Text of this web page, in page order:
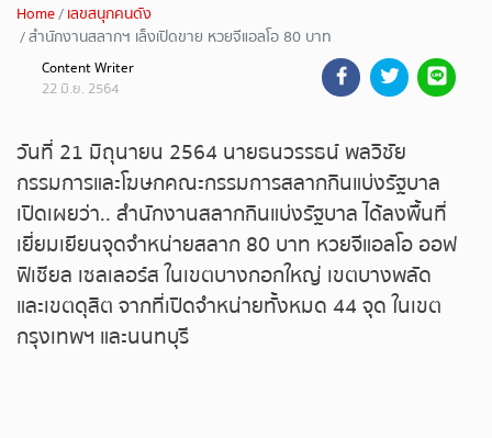
หวยสด
ถ่ายทอดสดหวยรัฐบาล
ถ่ายทอดสดหวยออมสิน
ถ่ายทอดสดหวย ธกส.
ถ่ายทอดสดหวยลาว
ถ่ายทอดสดหวยลาว ซุปเปอร์
Home เลขสนุกคนดัง
สำนักงานสลากฯ เล็งเปิดขาย หวยจีแอลโอ 80 บาท
ครอบคลุมทุกจังหวัด
Content Writer
22 มิ.ย. 2564
วันที่ 21 มิถุนายน 2564 นายธนวรรธน์ พลวิชัย
กรรมการและโฆษกคณะกรรมการสลากกินแบ่งรัฐบาล
เปิดเผยว่า.. สำนักงานสลากกินแบ่งรัฐบาล ได้ลงพื้นที่
เยี่ยมเยียนจุดจำหน่ายสลาก 80 บาท หวยจีแอลโอ ออฟ
ฟิเชียล เซลเลอร์ส ในเขตบางกอกใหญ่ เขตบางพลัด
และเขตดุสิต จากที่เปิดจำหน่ายทั้งหมด 44 จุด ในเขต
กรุงเทพฯ และนนทบุรี